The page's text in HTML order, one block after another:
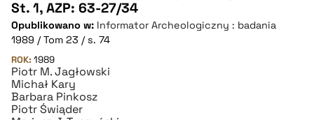
St. 1, AZP: 63-27/34
Opublikowano w: Informator Archeologiczny : badania
1989 / Tom 23 / s. 74
ROK: 1989
Piotr M. Jagłowski
Michał Kary
Barbara Pinkosz
Piotr Świąder